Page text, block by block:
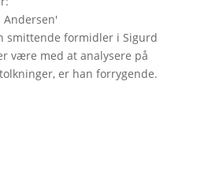
'
smittende formidler i Sigurd
være med at analysere på
er han forrygende.